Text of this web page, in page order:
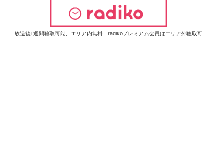
放送後1週間聴取可能、エリア内無料 radikoプレミアム会員はエリア外聴取可